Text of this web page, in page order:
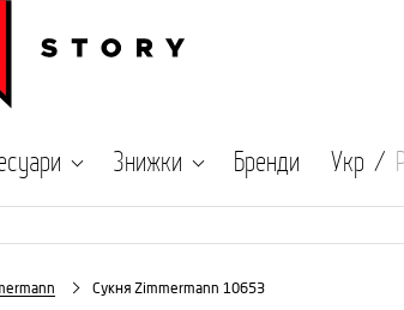
Знижки Бренди Укр /
Сукня Zimmermann 10653